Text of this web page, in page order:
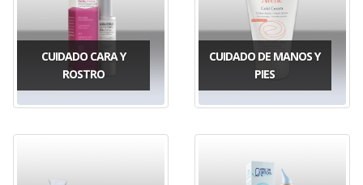
CUIDADO CARA Y
ROSTRO
CUIDADO DE MANOS Y
PIES